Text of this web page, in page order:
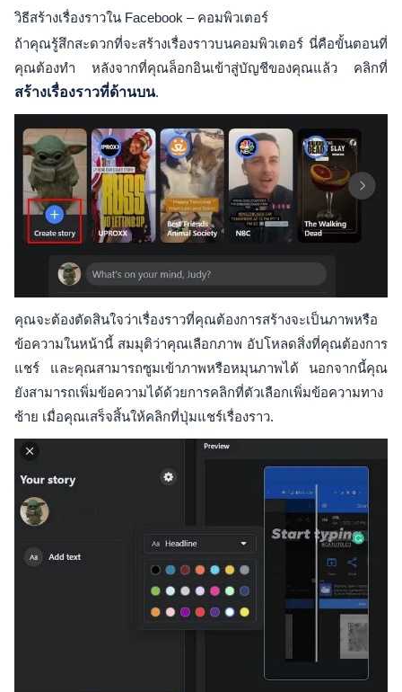
วิธีสร้างเรื่องราวใน Facebook – คอมพิวเตอร์
ถ้าคุณรู้สึกสะดวกที่จะสร้างเรื่องราวบนคอมพิวเตอร์ นี่คือขั้นตอนที่
คุณต้องทำ หลังจากที่คุณล็อกอินเข้าสู่บัญชีของคุณแล้ว คลิกที่
สร้างเรื่องราวที่ด้านบน.
คุณจะต้องตัดสินใจว่าเรื่องราวที่คุณต้องการสร้างจะเป็นภาพหรือ
ข้อความในหน้านี้ สมมุติว่าคุณเลือกภาพ อัปโหลดสิ่งที่คุณต้องการ
แชร์ และคุณสามารถซูมเข้าภาพหรือหมุนภาพได้ นอกจากนี้คุณ
ยังสามารถเพิ่มข้อความได้ด้วยการคลิกที่ตัวเลือกเพิ่มข้อความทาง
ซ้าย เมื่อคุณเสร็จสิ้นให้คลิกที่ปุ่มแชร์เรื่องราว.